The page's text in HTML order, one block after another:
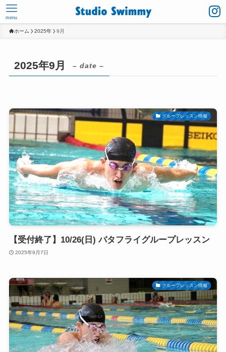
menu
ホーム 2025年 9月
2025年9月 – date –
グループレッスン情報
【受付終了】10/26(日) バタフライグループレッスン
2025年9月7日
グループレッスン情報